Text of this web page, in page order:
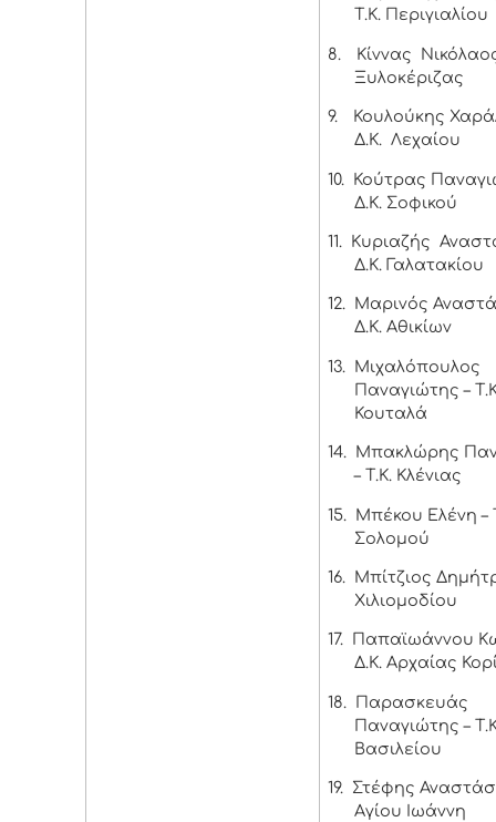
Τ.Κ. Περιγιαλίου
8.
Κίννας
Ξυλοκέριζας
9.
Κουλούκης
Δ.Κ. Λεχαίου
10.
Κούτρας
Δ.Κ. Σοφικού
11.
Κυριαζής
Δ.Κ. Γαλατακίου
12.
Μαρινός
Δ.Κ. Αθικίων
13.
Μιχαλόπουλος
Παναγιώτης –
Κουταλά
14.
Μπακλώρης
– Τ.Κ. Κλένιας
15.
Μπέκου Ελένη –
Σολομού
16.
Μπίτζιος
Χιλιομοδίου
17.
Παπαϊωάννου
Δ.Κ. Αρχαίας
18.
Παρασκευάς
Παναγιώτης –
Βασιλείου
19.
Στέφης
Αγίου Ιωάννη